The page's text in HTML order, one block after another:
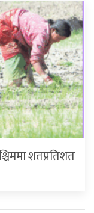
शतप्रतिशत